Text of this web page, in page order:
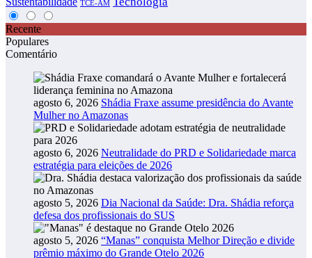
TCE-AM
Recente
Populares
Comentário
agosto 6, 2026 Shádia Fraxe assume presidência do Avante
Mulher no Amazonas
agosto 6, 2026 Neutralidade do PRD e Solidariedade marca
estratégia para eleições de 2026
agosto 5, 2026 Dia Nacional da Saúde: Dra. Shádia reforça
defesa dos profissionais do SUS
agosto 5, 2026 “Manas” conquista Melhor Direção e divide
prêmio máximo do Grande Otelo 2026